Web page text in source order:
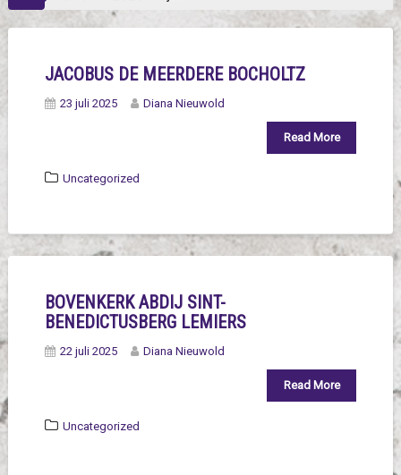
JACOBUS DE MEERDERE BOCHOLTZ
23 juli 2025 Diana Nieuwold
Read More
Uncategorized
BOVENKERK ABDIJ SINT-
BENEDICTUSBERG LEMIERS
22 juli 2025 Diana Nieuwold
Read More
Uncategorized